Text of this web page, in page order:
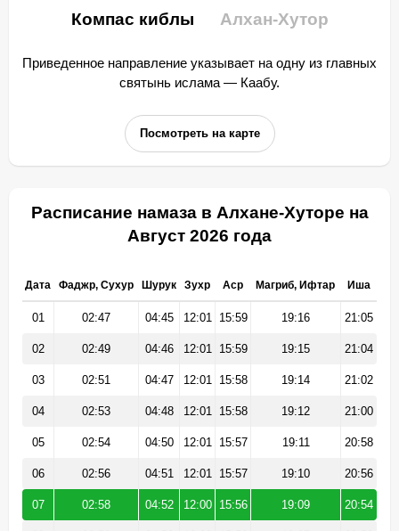
Компас киблы Алхан-Хутор
Приведенное направление указывает на одну из главных
святынь ислама — Каабу.
Посмотреть на карте
Расписание намаза в Алхане-Хуторе на
Август 2026 года
Дата Фаджр, Сухур Шурук Зухр Аср Магриб, Ифтар Иша
01 02:47 04:45 12:01 15:59 19:16 21:05
02 02:49 04:46 12:01 15:59 19:15 21:04
03 02:51 04:47 12:01 15:58 19:14 21:02
04 02:53 04:48 12:01 15:58 19:12 21:00
05 02:54 04:50 12:01 15:57 19:11 20:58
06 02:56 04:51 12:01 15:57 19:10 20:56
07 02:58 04:52 12:00 15:56 19:09 20:54